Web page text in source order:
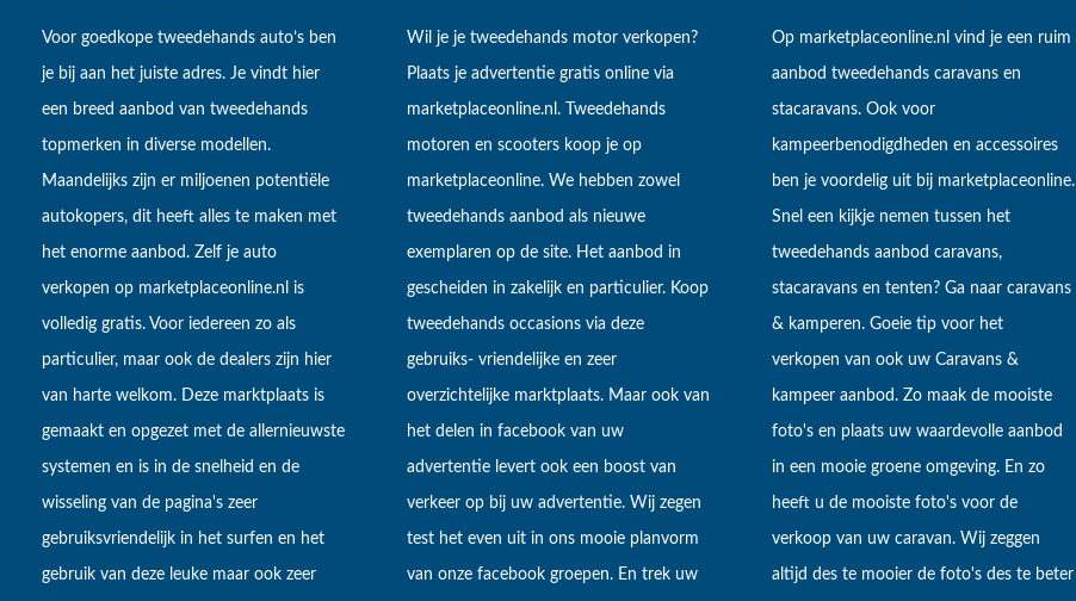
Voor goedkope tweedehands auto’s ben
je bij aan het juiste adres. Je vindt hier
een breed aanbod van tweedehands
topmerken in diverse modellen.
Maandelijks zijn er miljoenen potentiële
autokopers, dit heeft alles te maken met
het enorme aanbod. Zelf je auto
verkopen op marketplaceonline.nl is
volledig gratis. Voor iedereen zo als
particulier, maar ook de dealers zijn hier
van harte welkom. Deze marktplaats is
gemaakt en opgezet met de allernieuwste
systemen en is in de snelheid en de
wisseling van de pagina's zeer
gebruiksvriendelijk in het surfen en het
gebruik van deze leuke maar ook zeer
Wil je je tweedehands motor verkopen?
Plaats je advertentie gratis online via
marketplaceonline.nl. Tweedehands
motoren en scooters koop je op
marketplaceonline. We hebben zowel
tweedehands aanbod als nieuwe
exemplaren op de site. Het aanbod in
gescheiden in zakelijk en particulier. Koop
tweedehands occasions via deze
gebruiks- vriendelijke en zeer
overzichtelijke marktplaats. Maar ook van
het delen in facebook van uw
advertentie levert ook een boost van
verkeer op bij uw advertentie. Wij zegen
test het even uit in ons mooie planvorm
van onze facebook groepen. En trek uw
Op marketplaceonline.nl vind je een ruim
aanbod tweedehands caravans en
stacaravans. Ook voor
kampeerbenodigdheden en accessoires
ben je voordelig uit bij marketplaceonline.
Snel een kijkje nemen tussen het
tweedehands aanbod caravans,
stacaravans en tenten? Ga naar caravans
& kamperen. Goeie tip voor het
verkopen van ook uw Caravans &
kampeer aanbod. Zo maak de mooiste
foto's en plaats uw waardevolle aanbod
in een mooie groene omgeving. En zo
heeft u de mooiste foto's voor de
verkoop van uw caravan. Wij zeggen
altijd des te mooier de foto's des te beter